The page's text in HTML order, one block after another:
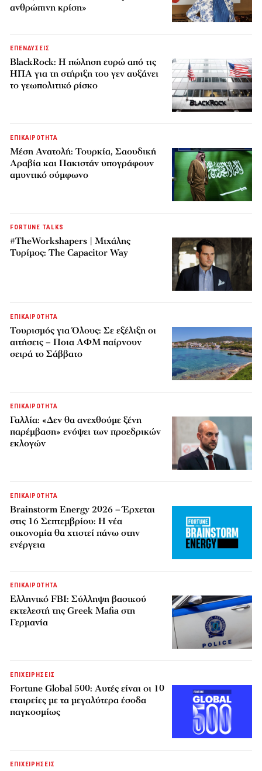
ανθρώπινη κρίση»
ΕΠΕΝΔΥΣΕΙΣ
BlackRock: Η πώληση ευρώ από τις
ΗΠΑ για τη στήριξη του γεν αυξάνει
το γεωπολιτικό ρίσκο
ΕΠΙΚΑΙΡΟΤΗΤΑ
Μέση Ανατολή: Τουρκία, Σαουδική
Αραβία και Πακιστάν υπογράφουν
αμυντικό σύμφωνο
FORTUNE TALKS
#TheWorkshapers | Μιχάλης
Τυρίμος: The Capacitor Way
ΕΠΙΚΑΙΡΟΤΗΤΑ
Τουρισμός για Όλους: Σε εξέλιξη οι
αιτήσεις – Ποια ΑΦΜ παίρνουν
σειρά το Σάββατο
ΕΠΙΚΑΙΡΟΤΗΤΑ
Γαλλία: «Δεν θα ανεχθούμε ξένη
παρέμβαση» ενόψει των προεδρικών
εκλογών
ΕΠΙΚΑΙΡΟΤΗΤΑ
Brainstorm Energy 2026 – Έρχεται
στις 16 Σεπτεμβρίου: Η νέα
οικονομία θα χτιστεί πάνω στην
ενέργεια
ΕΠΙΚΑΙΡΟΤΗΤΑ
Ελληνικό FBI: Σύλληψη βασικού
εκτελεστή της Greek Mafia στη
Γερμανία
ΕΠΙΧΕΙΡΗΣΕΙΣ
Fortune Global 500: Αυτές είναι οι 10
εταιρείες με τα μεγαλύτερα έσοδα
παγκοσμίως
ΕΠΙΧΕΙΡΗΣΕΙΣ